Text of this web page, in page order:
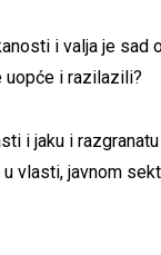
i valja je sad
i razilazili?
i jaku i
vlasti, javnom